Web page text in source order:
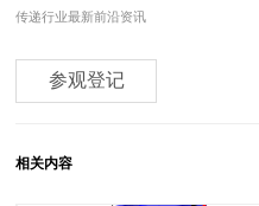
传递行业最新前沿资讯
参观登记
相关内容